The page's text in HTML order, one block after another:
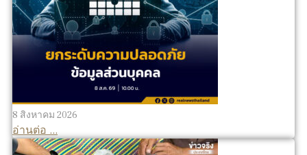
8 สิงหาคม 2026
อ่านต่อ ...